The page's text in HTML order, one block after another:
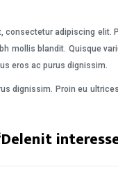
consectetur adipiscing elit.
mollis blandit. Quisque
eros ac purus dignissim.
dignissim. Proin eu
Delenit